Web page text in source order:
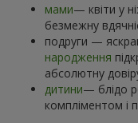
мами— квіти у
безмежну
подруги —
народження
абсолютну
дитини— блідо
компліментом і